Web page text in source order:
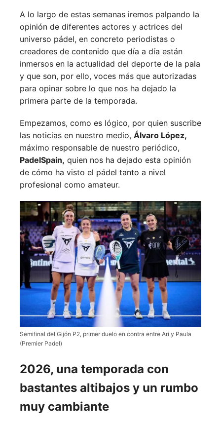
A lo largo de estas semanas iremos palpando la
opinión de diferentes actores y actrices del
universo pádel, en concreto periodistas o
creadores de contenido que día a día están
inmersos en la actualidad del deporte de la pala
y que son, por ello, voces más que autorizadas
para opinar sobre lo que nos ha dejado la
primera parte de la temporada.
Empezamos, como es lógico, por quien suscribe
las noticias en nuestro medio, Álvaro López,
máximo responsable de nuestro periódico,
PadelSpain, quien nos ha dejado esta opinión
de cómo ha visto el pádel tanto a nivel
profesional como amateur.
Semifinal del Gijón P2, primer duelo en contra entre Ari y Paula
(Premier Padel)
2026, una temporada con
bastantes altibajos y un rumbo
muy cambiante